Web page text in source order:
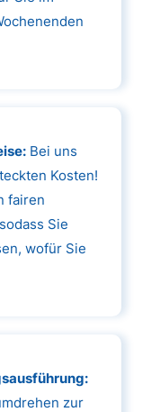
Bei uns
Kosten!
fairen
Sie
wofür Sie
zur